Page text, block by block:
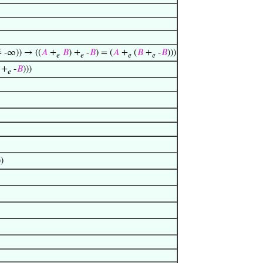
-∞)) → ((𝐴 +𝑒 𝐵) +𝑒 -𝐵) = (𝐴 +𝑒 (𝐵 +𝑒 -𝐵)))
𝑒 -𝐵)))